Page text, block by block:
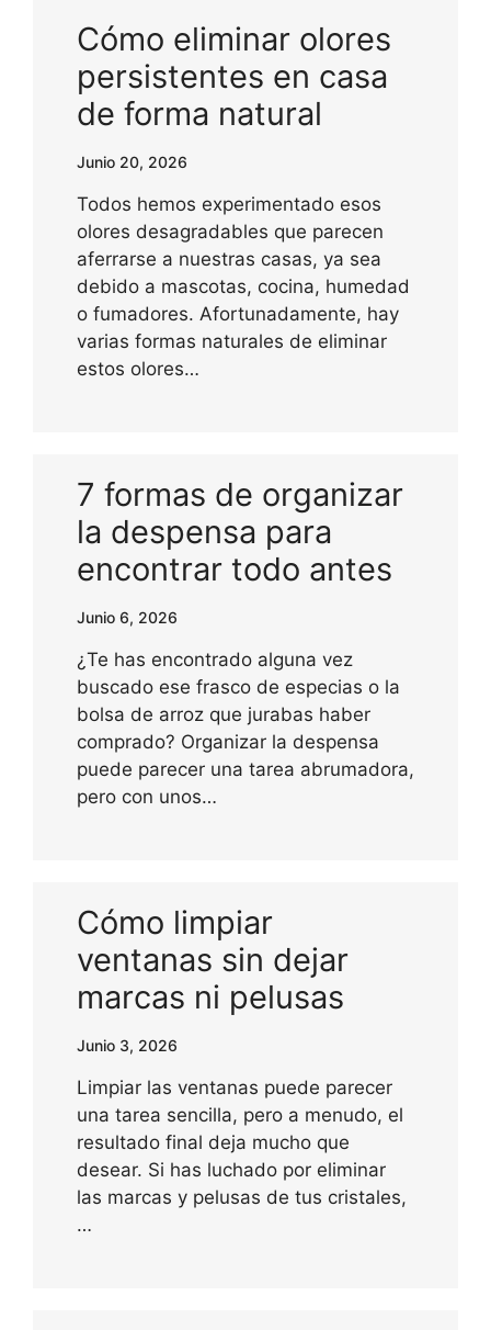
Cómo eliminar olores
persistentes en casa
de forma natural
Junio 20, 2026
Todos hemos experimentado esos
olores desagradables que parecen
aferrarse a nuestras casas, ya sea
debido a mascotas, cocina, humedad
o fumadores. Afortunadamente, hay
varias formas naturales de eliminar
estos olores…
7 formas de organizar
la despensa para
encontrar todo antes
Junio 6, 2026
¿Te has encontrado alguna vez
buscado ese frasco de especias o la
bolsa de arroz que jurabas haber
comprado? Organizar la despensa
puede parecer una tarea abrumadora,
pero con unos…
Cómo limpiar
ventanas sin dejar
marcas ni pelusas
Junio 3, 2026
Limpiar las ventanas puede parecer
una tarea sencilla, pero a menudo, el
resultado final deja mucho que
desear. Si has luchado por eliminar
las marcas y pelusas de tus cristales,
…